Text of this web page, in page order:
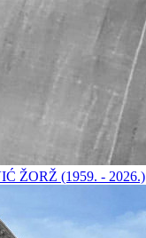
ŽORŽ (1959. - 2026.)